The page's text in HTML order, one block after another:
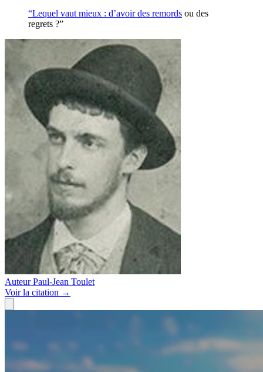
“Lequel vaut mieux : d’avoir des remords ou des
regrets ?”
Auteur Paul-Jean Toulet
Voirla citation →